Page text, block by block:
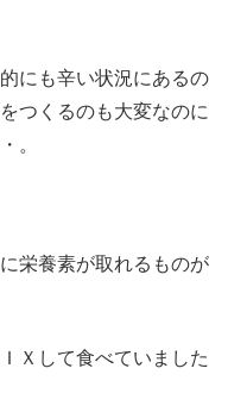
にも辛い状況にあるの
つくるのも大変なのに
。
栄養素が取れるものが
Ｘして食べていました